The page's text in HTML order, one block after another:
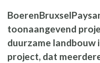
toonaangevend
duurzame landbouw
project, dat